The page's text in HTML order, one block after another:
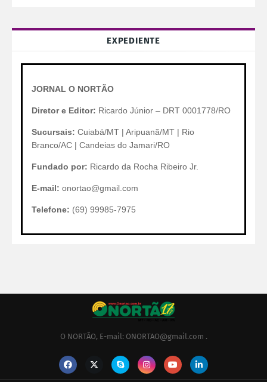
EXPEDIENTE
JORNAL O NORTÃO
Diretor e Editor: Ricardo Júnior – DRT 0001778/RO
Sucursais: Cuiabá/MT | Aripuanã/MT | Rio
Branco/AC | Candeias do Jamari/RO
Fundado por: Ricardo da Rocha Ribeiro Jr.
E-mail: onortao@gmail.com
Telefone: (69) 99985-7975
O NORTÃO, E-mail: ONORTAO@gmail.com .